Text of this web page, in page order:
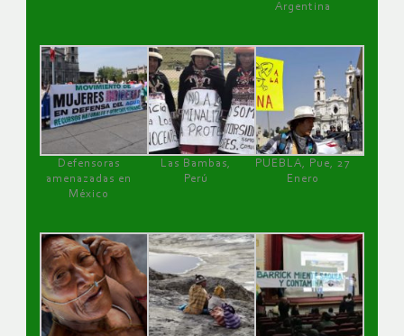
Argentina
Defensoras
amenazadas en
México
Las Bambas,
Perú
PUEBLA, Pue, 27
Enero